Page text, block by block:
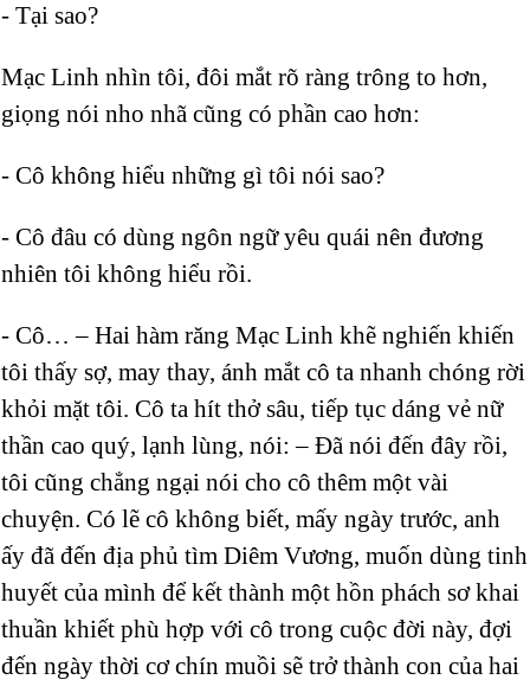
- Tại sao?
Mạc Linh nhìn tôi, đôi mắt rõ ràng trông to hơn,
giọng nói nho nhã cũng có phần cao hơn:
- Cô không hiểu những gì tôi nói sao?
- Cô đâu có dùng ngôn ngữ yêu quái nên đương
nhiên tôi không hiểu rồi.
- Cô… – Hai hàm răng Mạc Linh khẽ nghiến khiến
tôi thấy sợ, may thay, ánh mắt cô ta nhanh chóng rời
khỏi mặt tôi. Cô ta hít thở sâu, tiếp tục dáng vẻ nữ
thần cao quý, lạnh lùng, nói: – Đã nói đến đây rồi,
tôi cũng chẳng ngại nói cho cô thêm một vài
chuyện. Có lẽ cô không biết, mấy ngày trước, anh
ấy đã đến địa phủ tìm Diêm Vương, muốn dùng tinh
huyết của mình để kết thành một hồn phách sơ khai
thuần khiết phù hợp với cô trong cuộc đời này, đợi
đến ngày thời cơ chín muồi sẽ trở thành con của hai